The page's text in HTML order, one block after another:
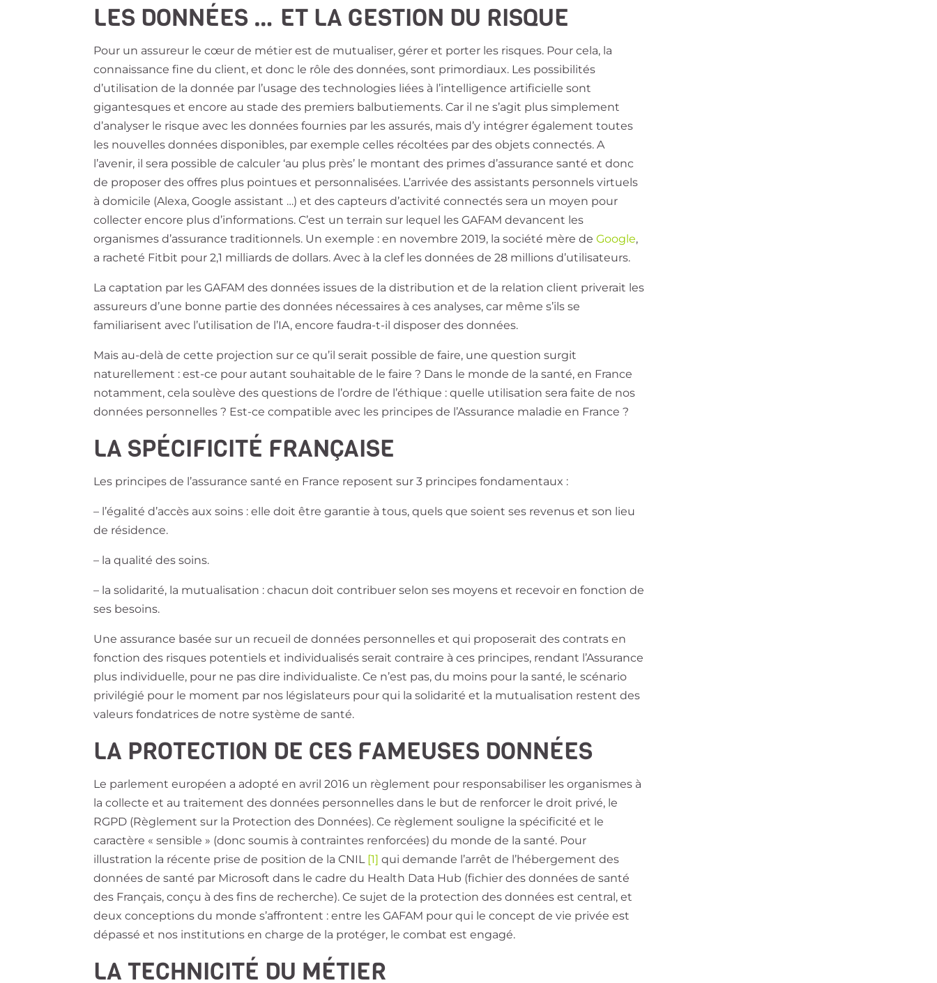
LES DONNÉES … ET LA GESTION DU RISQUE
Pour un assureur le cœur de métier est de mutualiser, gérer et porter les risques. Pour cela, la
connaissance fine du client, et donc le rôle des données, sont primordiaux. Les possibilités
d’utilisation de la donnée par l’usage des technologies liées à l’intelligence artificielle sont
gigantesques et encore au stade des premiers balbutiements. Car il ne s’agit plus simplement
d’analyser le risque avec les données fournies par les assurés, mais d’y intégrer également toutes
les nouvelles données disponibles, par exemple celles récoltées par des objets connectés. A
l’avenir, il sera possible de calculer ‘au plus près’ le montant des primes d’assurance santé et donc
de proposer des offres plus pointues et personnalisées. L’arrivée des assistants personnels virtuels
à domicile (Alexa, Google assistant …) et des capteurs d’activité connectés sera un moyen pour
collecter encore plus d’informations. C’est un terrain sur lequel les GAFAM devancent les
organismes d’assurance traditionnels. Un exemple : en novembre 2019, la société mère deGoogle,
a racheté Fitbit pour 2,1 milliards de dollars. Avec à la clef les données de 28 millions d’utilisateurs.
La captation par les GAFAM des données issues de la distribution et de la relation client priverait les
assureurs d’une bonne partie des données nécessaires à ces analyses, car même s’ils se
familiarisent avec l’utilisation de l’IA, encore faudra-t-il disposer des données.
Mais au-delà de cette projection sur ce qu’il serait possible de faire, une question surgit
naturellement : est-ce pour autant souhaitable de le faire ? Dans le monde de la santé, en France
notamment, cela soulève des questions de l’ordre de l’éthique : quelle utilisation sera faite de nos
données personnelles ? Est-ce compatible avec les principes de l’Assurance maladie en France ?
LA SPÉCIFICITÉ FRANÇAISE
Les principes de l’assurance santé en France reposent sur 3 principes fondamentaux :
– l’égalité d’accès aux soins : elle doit être garantie à tous, quels que soient ses revenus et son lieu
de résidence.
– la qualité des soins.
– la solidarité, la mutualisation : chacun doit contribuer selon ses moyens et recevoir en fonction de
ses besoins.
Une assurance basée sur un recueil de données personnelles et qui proposerait des contrats en
fonction des risques potentiels et individualisés serait contraire à ces principes, rendant l’Assurance
plus individuelle, pour ne pas dire individualiste. Ce n’est pas, du moins pour la santé, le scénario
privilégié pour le moment par nos législateurs pour qui la solidarité et la mutualisation restent des
valeurs fondatrices de notre système de santé.
LA PROTECTION DE CES FAMEUSES DONNÉES
Le parlement européen a adopté en avril 2016 un règlement pour responsabiliser les organismes à
la collecte et au traitement des données personnelles dans le but de renforcer le droit privé, le
RGPD (Règlement sur la Protection des Données). Ce règlementsouligne la spécificité et le
caractère « sensible » (donc soumis à contraintes renforcées) du monde de la santé. Pour
illustration la récente prise de position de la CNIL [1] qui demande l’arrêt de l’hébergement des
données de santé par Microsoft dans le cadre du Health Data Hub (fichier des données de santé
des Français, conçu à des fins de recherche). Ce sujet de la protection des données est central, et
deux conceptions du monde s’affrontent : entre les GAFAM pour qui le concept de vie privée est
dépassé et nos institutions en charge de la protéger, le combat est engagé.
LA TECHNICITÉ DU MÉTIER